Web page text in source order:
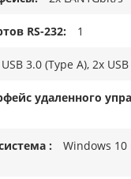
RS-232 1
3.0 (Type A), 2x
удаленного
Windows 10